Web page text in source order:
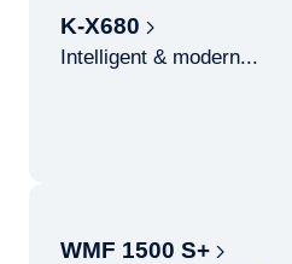
K-X680
Intelligent & modern...
WMF 1500 S+